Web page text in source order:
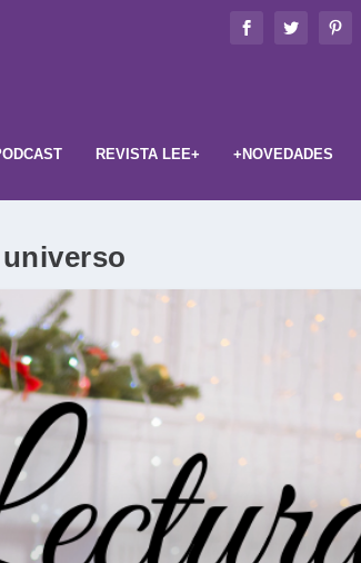
REVISTA LEE+ +NOVEDADES